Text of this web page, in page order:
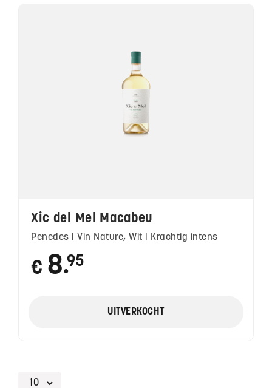
Xic del Mel Macabeu
Penedes | Vin Nature, Wit | Krachtig intens
€ 8●
95
UITVERKOCHT